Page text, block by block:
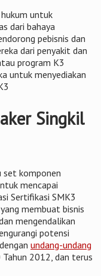
untuk
dari bahaya
pebisnis dan
dari penyakit dan
program K3
untuk menyediakan
Singkil
set komponen
mencapai
Sertifikasi SMK3
membuat bisnis
mengendalikan
potensi
undang-undang
2012, dan terus